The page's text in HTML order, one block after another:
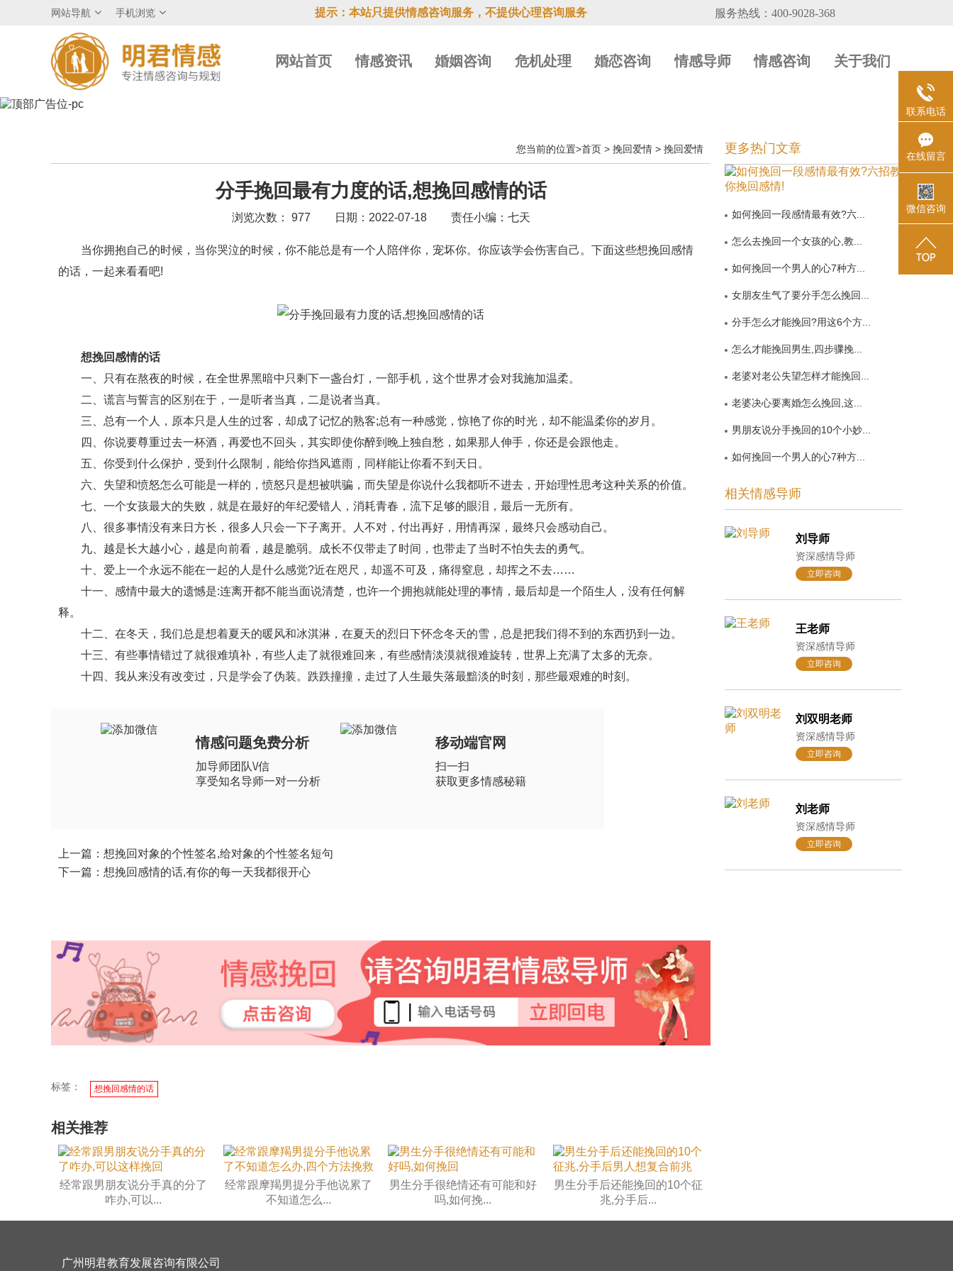
提示：本站只提供情感咨询服务，不提供心理咨询服务
网站导航 手机浏览
网站首页 情感资讯 婚姻咨询 危机处理 婚恋咨询 情感导师 情感咨询 关于我们
您当前的位置>首页 > 挽回爱情 > 挽回爱情
分手挽回最有力度的话,想挽回感情的话
浏览次数： 977 日期：2022-07-18 责任小编：七天
当你拥抱自己的时候，当你哭泣的时候，你不能总是有一个人陪伴你，宠坏你。你应该学会伤害自己。下面这些想挽回感情
的话，一起来看看吧!
想挽回感情的话
一、只有在熬夜的时候，在全世界黑暗中只剩下一盏台灯，一部手机，这个世界才会对我施加温柔。
二、谎言与誓言的区别在于，一是听者当真，二是说者当真。
三、总有一个人，原本只是人生的过客，却成了记忆的熟客;总有一种感觉，惊艳了你的时光，却不能温柔你的岁月。
四、你说要尊重过去一杯酒，再爱也不回头，其实即使你醉到晚上独自愁，如果那人伸手，你还是会跟他走。
五、你受到什么保护，受到什么限制，能给你挡风遮雨，同样能让你看不到天日。
六、失望和愤怒怎么可能是一样的，愤怒只是想被哄骗，而失望是你说什么我都听不进去，开始理性思考这种关系的价值。
七、一个女孩最大的失败，就是在最好的年纪爱错人，消耗青春，流下足够的眼泪，最后一无所有。
八、很多事情没有来日方长，很多人只会一下子离开。人不对，付出再好，用情再深，最终只会感动自己。
九、越是长大越小心，越是向前看，越是脆弱。成长不仅带走了时间，也带走了当时不怕失去的勇气。
十、爱上一个永远不能在一起的人是什么感觉?近在咫尺，却遥不可及，痛得窒息，却挥之不去……
十一、感情中最大的遗憾是:连离开都不能当面说清楚，也许一个拥抱就能处理的事情，最后却是一个陌生人，没有任何解
释。
十二、在冬天，我们总是想着夏天的暖风和冰淇淋，在夏天的烈日下怀念冬天的雪，总是把我们得不到的东西扔到一边。
十三、有些事情错过了就很难填补，有些人走了就很难回来，有些感情淡漠就很难旋转，世界上充满了太多的无奈。
十四、我从来没有改变过，只是学会了伪装。跌跌撞撞，走过了人生最失落最黯淡的时刻，那些最艰难的时刻。
情感问题免费分析
加导师团队\/信
享受知名导师一对一分析
移动端官网
扫一扫
获取更多情感秘籍
上一篇：想挽回对象的个性签名,给对象的个性签名短句
下一篇：想挽回感情的话,有你的每一天我都很开心
标签： 想挽回感情的话
相关推荐
经常跟男朋友说分手真的分了
咋办,可以...
经常跟摩羯男提分手他说累了
不知道怎么...
男生分手很绝情还有可能和好
吗,如何挽...
男生分手后还能挽回的10个征
兆,分手后...
更多热门文章
如何挽回一段感情最有效?六...
怎么去挽回一个女孩的心,教...
如何挽回一个男人的心7种方...
女朋友生气了要分手怎么挽回...
分手怎么才能挽回?用这6个方...
怎么才能挽回男生,四步骤挽...
老婆对老公失望怎样才能挽回...
老婆决心要离婚怎么挽回,这...
男朋友说分手挽回的10个小妙...
如何挽回一个男人的心7种方...
相关情感导师
刘导师
资深感情导师
立即咨询
王老师
资深感情导师
立即咨询
刘双明老师
资深感情导师
立即咨询
刘老师
资深感情导师
立即咨询
广州明君教育发展咨询有限公司
联系电话
在线留言
微信咨询